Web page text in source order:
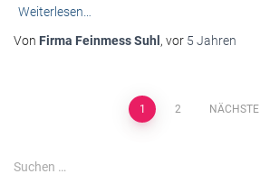
Weiterlesen…
Von Firma Feinmess Suhl , vor 5 Jahren
Beitragsnavigation
1 2 NÄCHSTE
S
Suchen …